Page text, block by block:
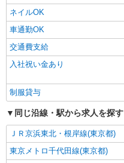
ネイルOK
車通勤OK
交通費支給
入社祝い金あり
制服貸与
同じ沿線・駅から求人を探す
ＪＲ京浜東北・根岸線(東京都)
東京メトロ千代田線(東京都)